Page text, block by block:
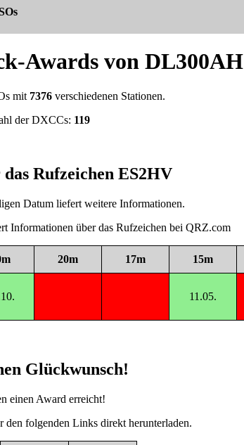
Awards von DL300AH
mit 7376verschiedenen Stationen.
der DXCCs: 119
Rufzeichen ES2HV
Datum liefert weitere Informationen.
Informationen über das Rufzeichen bei QRZ.com
20m 17m 15m
11.05.
Glückwunsch!
einen Award erreicht!
den folgenden Links direkt herunterladen.